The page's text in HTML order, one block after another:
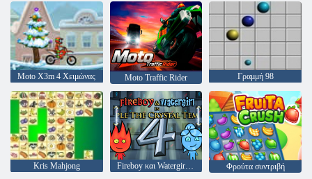
Moto X3m 4 Χειμώνας Moto Traffic Rider Γραμμή 98
Kris Mahjong Fireboy και Watergirl 4: Crystal Temple Φρούτα συντριβή